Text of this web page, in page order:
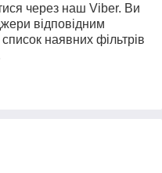
через наш Viber. Ви
відповідним
наявних фільтрів